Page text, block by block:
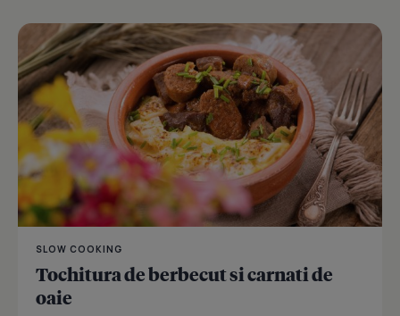
SLOW COOKING
Tochitura de berbecut si carnati de
oaie